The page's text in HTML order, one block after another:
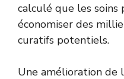
calculé que les
économiser des
curatifs potentiels.
Une amélioration de